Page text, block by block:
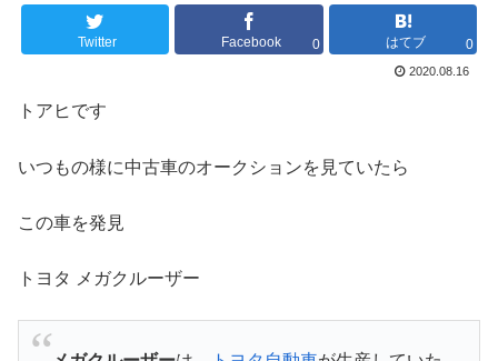
Twitter Facebook 0 はてブ 0
2020.08.16
トアヒです
いつもの様に中古車のオークションを見ていたら
この車を発見
トヨタ メガクルーザー